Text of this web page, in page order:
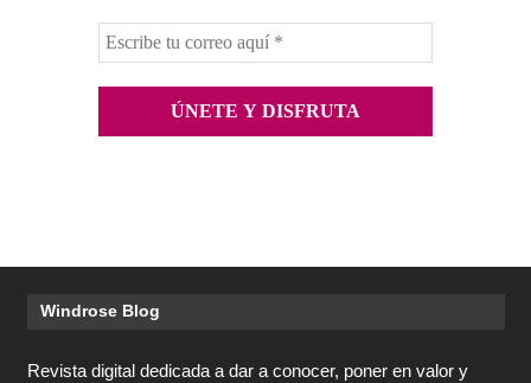
Windrose Blog
Revista digital dedicada a dar a conocer, poner en valor y